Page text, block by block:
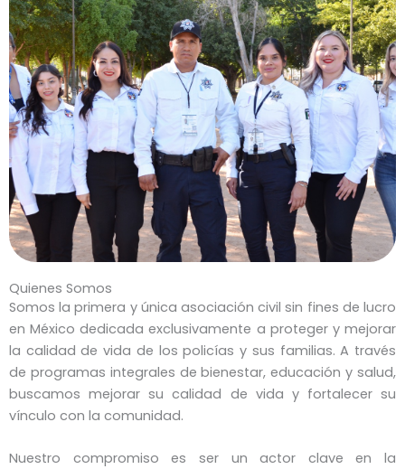
Quienes Somos
Somos la primera y única asociación civil sin fines de lucro
en México dedicada exclusivamente a proteger y mejorar
la calidad de vida de los policías y sus familias. A través
de programas integrales de bienestar, educación y salud,
buscamos mejorar su calidad de vida y fortalecer su
vínculo con la comunidad.
Nuestro compromiso es ser un actor clave en la